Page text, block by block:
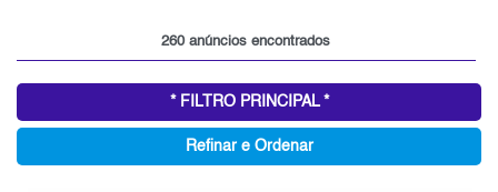
260 anúncios encontrados
* FILTRO PRINCIPAL *
Refinar e Ordenar